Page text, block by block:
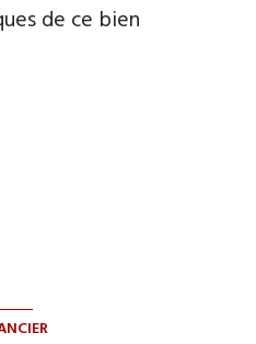
de ce bien